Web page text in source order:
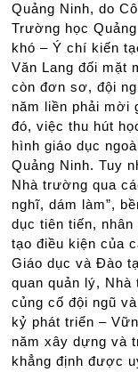
Quảng Ninh, do
Trường học
khó – Ý chí kiến
Văn Lang đối mặt
còn đơn sơ, đội
năm liền phải mời
đó, việc thu hút
hình giáo dục
Quảng Ninh. Tuy
Nhà trường qua
nghĩ, dám làm”,
dục tiên tiến,
tạo điều kiện của
Giáo dục và Đào
quan quản lý,
củng cố đội ngũ
kỷ phát triển –
năm xây dựng và
khẳng định được